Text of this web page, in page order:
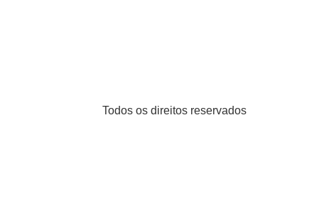
Todos os direitos reservados